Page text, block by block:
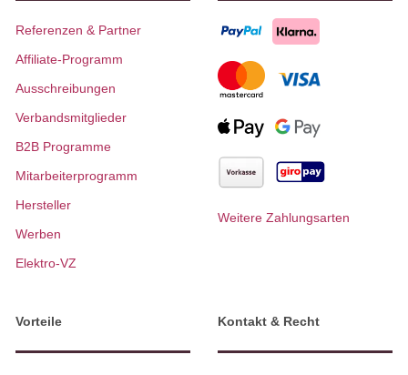
Referenzen & Partner
Affiliate-Programm
Ausschreibungen
Verbandsmitglieder
B2B Programme
Mitarbeiterprogramm
Hersteller
Werben
Elektro-VZ
Weitere Zahlungsarten
Vorteile Kontakt & Recht